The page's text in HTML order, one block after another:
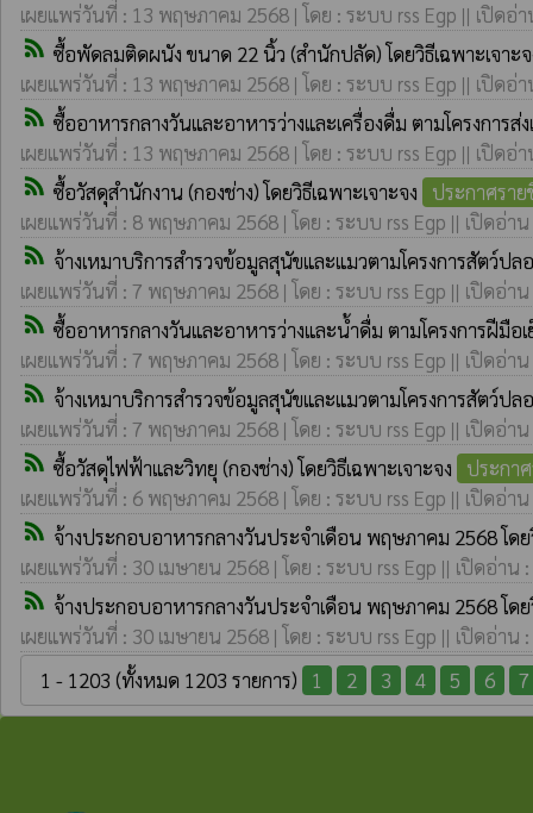
เผยแพร่วันที่ : 13 พฤษภาคม 2568 | โดย : ระบบ rss Egp || เปิดอ่
rss_feed ซื้อพัดลมติดผนัง ขนาด 22 นิ้ว (สำนักปลัด) โดยวิธีเฉพาะเจาะ
เผยแพร่วันที่ : 13 พฤษภาคม 2568 | โดย : ระบบ rss Egp || เปิดอ่
rss_feed ซื้ออาหารกลางวันและอาหารว่างและเครื่องดื่ม ตามโครงการ
เผยแพร่วันที่ : 13 พฤษภาคม 2568 | โดย : ระบบ rss Egp || เปิดอ่
rss_feed ซื้อวัสดุสำนักงาน (กองช่าง) โดยวิธีเฉพาะเจาะจง
ประกาศรา
เผยแพร่วันที่ : 8 พฤษภาคม 2568 | โดย : ระบบ rss Egp || เปิดอ่า
rss_feed จ้างเหมาบริการสำรวจข้อมูลสุนัขและแมวตามโครงการสัตว์
เผยแพร่วันที่ : 7 พฤษภาคม 2568 | โดย : ระบบ rss Egp || เปิดอ่า
rss_feed ซื้ออาหารกลางวันและอาหารว่างและน้ำดื่ม ตามโครงการฝีมื
เผยแพร่วันที่ : 7 พฤษภาคม 2568 | โดย : ระบบ rss Egp || เปิดอ่า
rss_feed จ้างเหมาบริการสำรวจข้อมูลสุนัขและแมวตามโครงการสัตว์
เผยแพร่วันที่ : 7 พฤษภาคม 2568 | โดย : ระบบ rss Egp || เปิดอ่า
rss_feed ซื้อวัสดุไฟฟ้าและวิทยุ (กองช่าง) โดยวิธีเฉพาะเจาะจง
ประกา
เผยแพร่วันที่ : 6 พฤษภาคม 2568 | โดย : ระบบ rss Egp || เปิดอ่า
rss_feed จ้างประกอบอาหารกลางวันประจำเดือน พฤษภาคม 2568 โดย
เผยแพร่วันที่ : 30 เมษายน 2568 | โดย : ระบบ rss Egp || เปิดอ่าน
rss_feed จ้างประกอบอาหารกลางวันประจำเดือน พฤษภาคม 2568 โดย
เผยแพร่วันที่ : 30 เมษายน 2568 | โดย : ระบบ rss Egp || เปิดอ่าน
1 - 1203 (ทั้งหมด 1203 รายการ)
1 2 3 4 5 6 7